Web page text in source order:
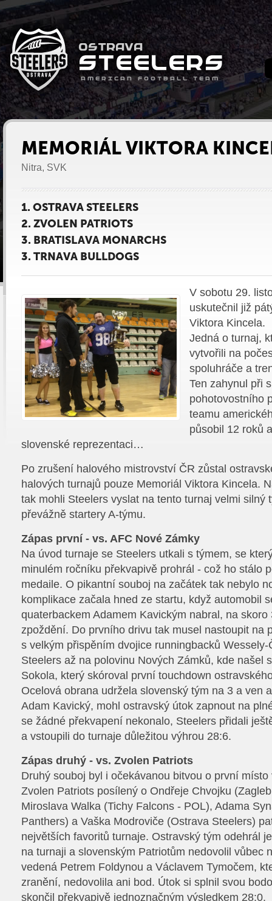
MEMORIÁL VIKTORA
Nitra, SVK
1. OSTRAVA STEELERS
2. ZVOLEN PATRIOTS
3. BRATISLAVA MONARCHS
3. TRNAVA BULLDOGS
V sobotu 29.
uskutečnil již
Viktora Kincela.
Jedná o turnaj,
vytvořili na
spoluhráče a
Ten zahynul při
pohotovostního
teamu
působil 12 roků
slovenské reprezentaci…
Po zrušení halového mistrovství ČR zůstal
halových turnajů pouze Memoriál Viktora Kincela.
tak mohli Steelers vyslat na tento turnaj velmi silný
převážně startery A-týmu.
Zápas první - vs. AFC Nové Zámky
Na úvod turnaje se Steelers utkali s týmem, se
minulém ročníku překvapivě prohrál - což ho stálo
medaile. O pikantní souboj na začátek tak nebylo
komplikace začala hned ze startu, když automobil
quaterbackem Adamem Kavickým nabral, na
zpoždění. Do prvního drivu tak musel nastoupit na
s velkým přispěním dvojice runningbacků
Steelers až na polovinu Nových Zámků, kde našel
Sokola, který skóroval první touchdown
Ocelová obrana udržela slovenský tým na 3 a ven
Adam Kavický, mohl ostravský útok zapnout na
se žádné překvapení nekonalo, Steelers přidali
a vstoupili do turnaje důležitou výhrou 28:6.
Zápas druhý - vs. Zvolen Patriots
Druhý souboj byl i očekávanou bitvou o první
Zvolen Patriots posílený o Ondřeje Chvojku
Miroslava Walka (Tichy Falcons - POL), Adama
Panthers) a Vaška Modroviče (Ostrava Steelers)
největších favoritů turnaje. Ostravský tým odehrál
na turnaji a slovenským Patriotům nedovolil vůbec
vedená Petrem Foldynou a Václavem Tymočem,
zranění, nedovolila ani bod. Útok si splnil svou
skončil překvapivě jednoznačným výsledkem 28:0.